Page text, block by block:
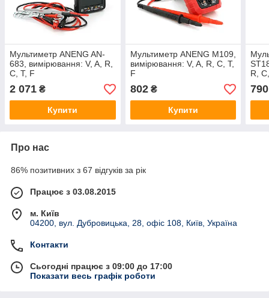
Мультиметр ANENG AN-
683, вимірювання: V, A, R,
C, T, F
2 071 ₴
Купити
Мультиметр ANENG M109,
вимірювання: V, A, R, C, T,
F
802₴
Купити
R,
790
Про нас
86% позитивних з 67 відгуків за рік
Працює з 03.08.2015
м. Київ
04200, вул. Дубровицька, 28, офіс 108, Київ, Україна
Контакти
Сьогодні працює з 09:00 до 17:00
Показати весь графік роботи